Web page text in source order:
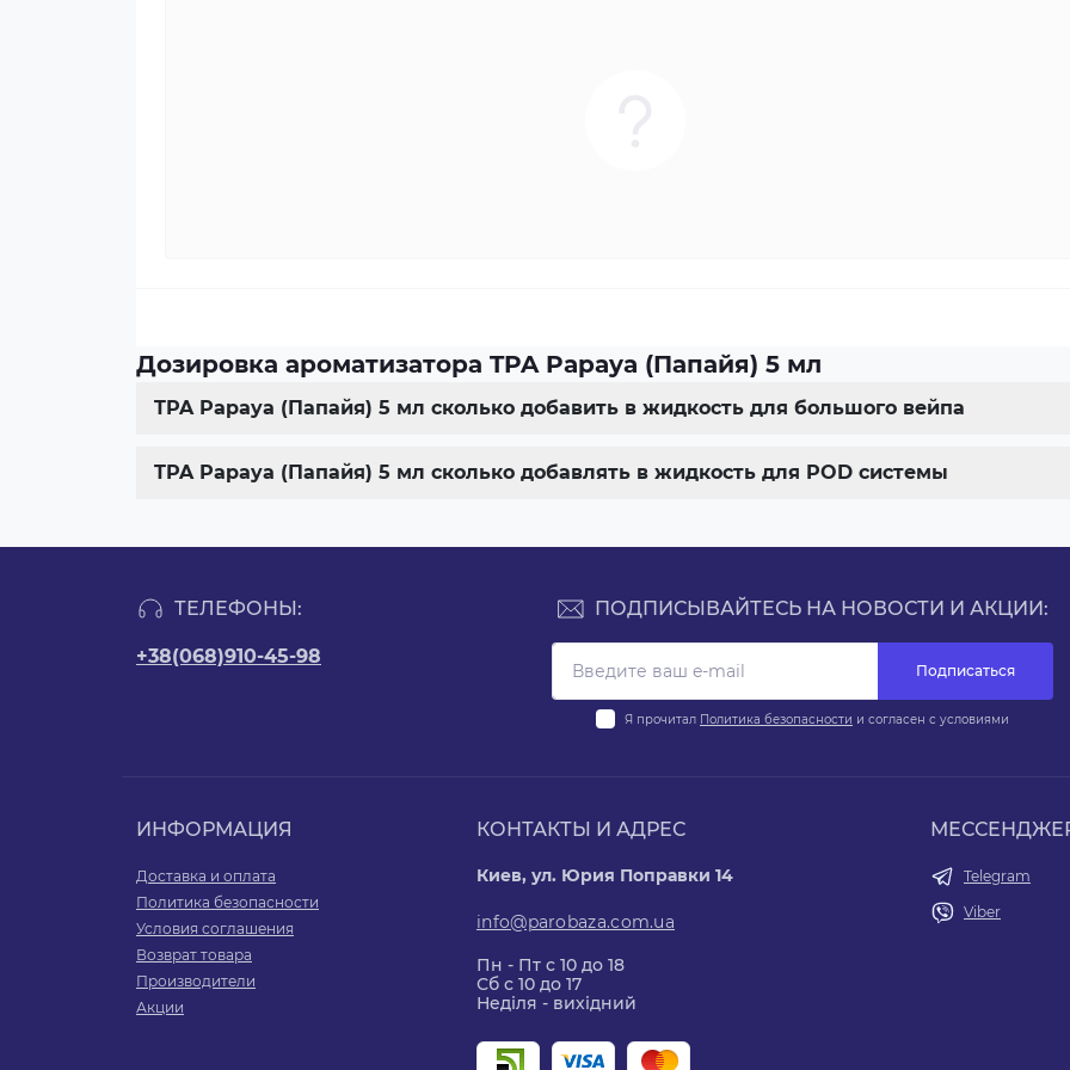
Дозировка ароматизатора TPA Papaya (Папайя) 5 мл
TPA Papaya (Папайя) 5 мл сколько добавить в жидкость для большого вейпа
TPA Papaya (Папайя) 5 мл сколько добавлять в жидкость для POD системы
ТЕЛЕФОНЫ:
+38(068)910-45-98
ПОДПИСЫВАЙТЕСЬ НА НОВОСТИ И АКЦИИ:
Подписаться
Я прочитал Политика безопасности и согласен с условиями
ИНФОРМАЦИЯ
Доставка и оплата
Политика безопасности
Условия соглашения
Возврат товара
Производители
Акции
КОНТАКТЫ И АДРЕС
Киев, ул. Юрия Поправки 14
info@parobaza.com.ua
Пн - Пт с 10 до 18
Сб с 10 до 17
Неділя - вихідний
Telegram
Viber